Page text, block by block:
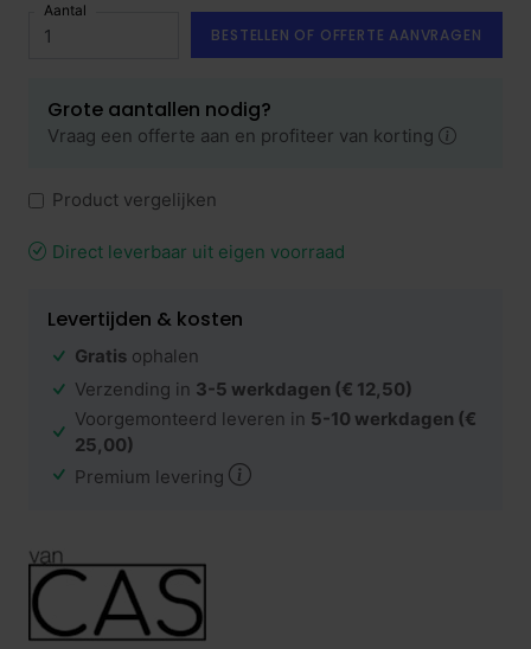
Aantal
BESTELLEN OF OFFERTE AANVRAGEN
Grote aantallen nodig?
Vraag een offerte aan en profiteer van korting
Product vergelijken
Direct leverbaar uit eigen voorraad
Levertijden & kosten
Gratis ophalen
Verzending in 3-5 werkdagen (€ 12,50)
Voorgemonteerd leveren in 5-10 werkdagen (€
25,00)
Premium levering